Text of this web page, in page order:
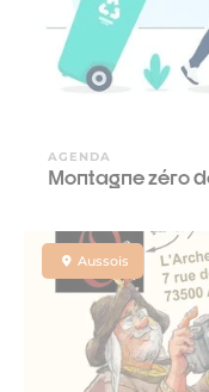
AGENDA
Montagne zéro
Aussois